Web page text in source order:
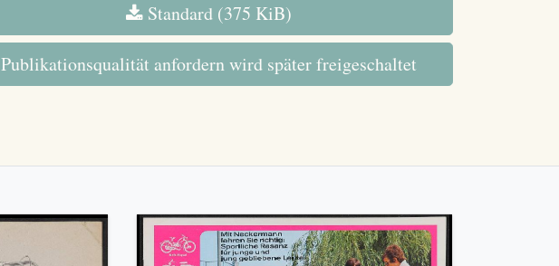
Standard (375 KiB)
Publikationsqualität anfordern wird später freigeschaltet